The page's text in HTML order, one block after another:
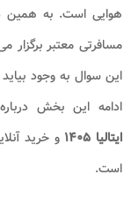
هوایی است. به همین
مسافرتی معتبر برگزار
این سوال به وجود
ادامه این بخش
ایتالیا ۱۴۰۵ و خرید
است.